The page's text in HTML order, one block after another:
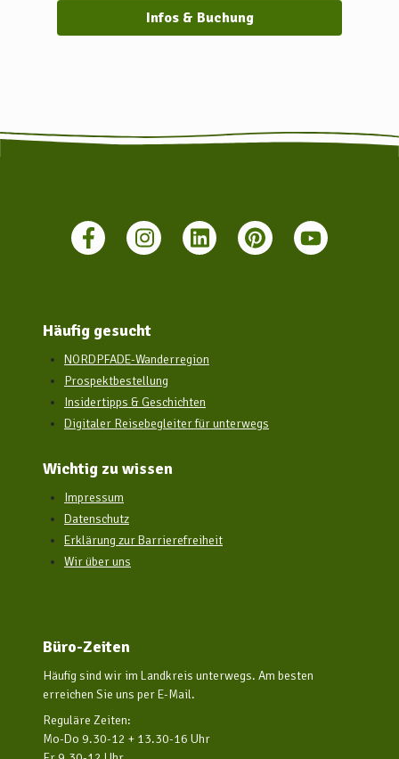
Infos & Buchung
Häufig gesucht
NORDPFADE-Wanderregion
Prospektbestellung
Insidertipps & Geschichten
Digitaler Reisebegleiter für unterwegs
Wichtig zu wissen
Impressum
Datenschutz
Erklärung zur Barrierefreiheit
Wir über uns
Büro-Zeiten
Häufig sind wir im Landkreis unterwegs. Am besten
erreichen Sie uns per E-Mail.
Reguläre Zeiten:
Mo-Do 9.30-12 + 13.30-16 Uhr